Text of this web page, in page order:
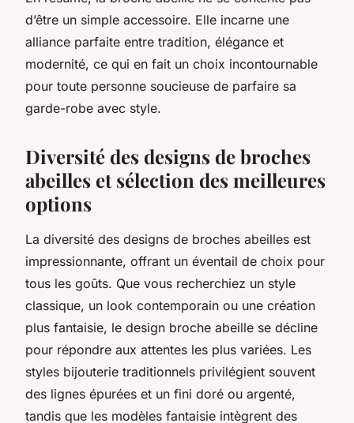
d’être un simple accessoire. Elle incarne une
alliance parfaite entre tradition, élégance et
modernité, ce qui en fait un choix incontournable
pour toute personne soucieuse de parfaire sa
garde-robe avec style.
Diversité des designs de broches
abeilles et sélection des meilleures
options
La diversité des designs de broches abeilles est
impressionnante, offrant un éventail de choix pour
tous les goûts. Que vous recherchiez un style
classique, un look contemporain ou une création
plus fantaisie, le design broche abeille se décline
pour répondre aux attentes les plus variées. Les
styles bijouterie traditionnels privilégient souvent
des lignes épurées et un fini doré ou argenté,
tandis que les modèles fantaisie intègrent des